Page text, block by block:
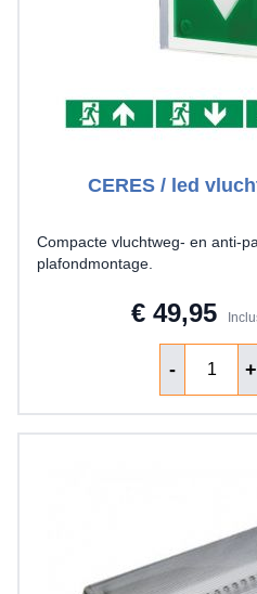
CERES / led
Compacte vluchtweg- en anti-
plafondmontage.
€ 49,95
- +